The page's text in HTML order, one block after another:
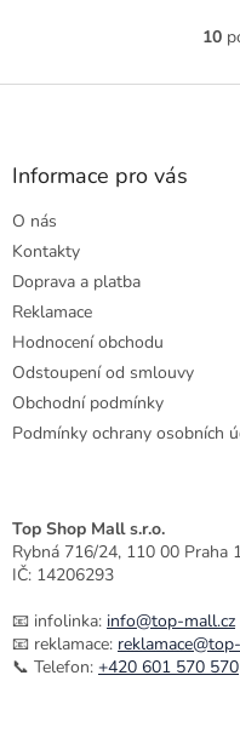
10
Z
Informace pro vás
O nás
Kontakty
Doprava a platba
Reklamace
Hodnocení obchodu
Odstoupení od smlouvy
Obchodní podmínky
Podmínky ochrany osobních
Top Shop Mall s.r.o.
Rybná 716/24, 110 00 Praha
IČ: 14206293
📧 infolinka: info@top-mall.cz
📧 reklamace:
📞 Telefon: +420 601 570 570